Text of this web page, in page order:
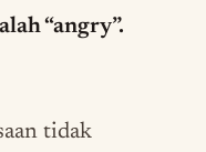
“angry”.
tidak